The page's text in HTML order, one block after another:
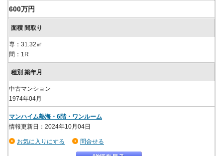
600万円
専：31.32㎡
間：1R
中古マンション
1974年04月
マンハイム熱海・6階・ワンルーム
情報更新日：2024年10月04日
お気に入りにする 問合せる